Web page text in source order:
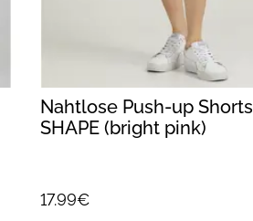
Nahtlose Push-up Shorts
SHAPE (bright pink)
17.99€